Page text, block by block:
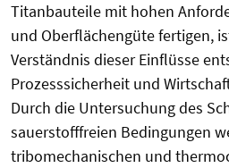
Titanbauteile mit hohen
und Oberflächengüte fertigen,
Verständnis dieser Einflüsse
Prozesssicherheit und
Durch die Untersuchung des
sauerstofffreien Bedingungen
tribomechanischen und